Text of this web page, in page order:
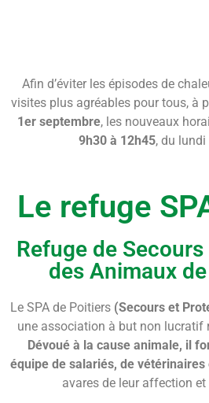
Afin d’éviter les épisodes de
visites plus agréables pour tous, à
1er septembre, les nouveaux
9h30 à 12h45, du
Le refuge
Refuge de
des Animaux
Le SPA de Poitiers (Secours et
une association à but non lucratif
Dévoué à la cause animale, il
équipe de salariés, de vétérinaires
avares de leur affection et